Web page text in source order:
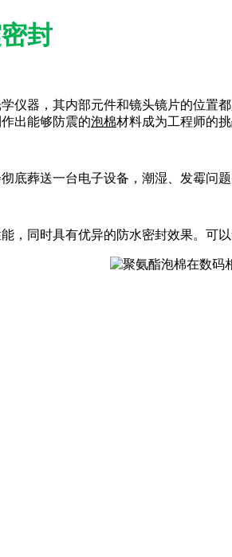
封
仪器，其内部元件和镜头镜片的位
出能够防震的泡棉材料成为工程师的挑
底葬送一台电子设备，潮湿、发霉问
，同时具有优异的防水密封效果。可以